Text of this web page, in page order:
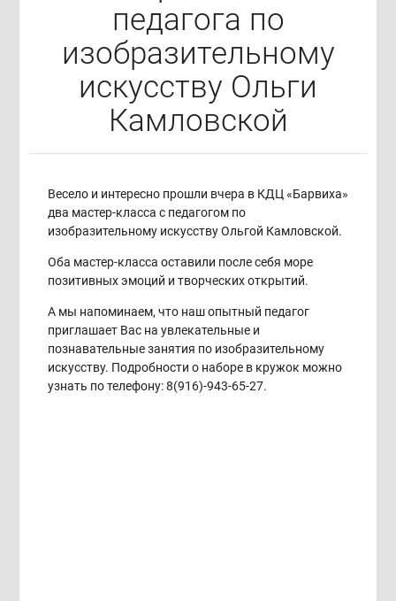
педагога по
изобразительному
искусству Ольги
Камловской
Весело и интересно прошли вчера в КДЦ «Барвиха»
два мастер-класса с педагогом по
изобразительному искусству Ольгой Камловской.
Оба мастер-класса оставили после себя море
позитивных эмоций и творческих открытий.
А мы напоминаем, что наш опытный педагог
приглашает Вас на увлекательные и
познавательные занятия по изобразительному
искусству. Подробности о наборе в кружок можно
узнать по телефону: 8(916)-943-65-27.